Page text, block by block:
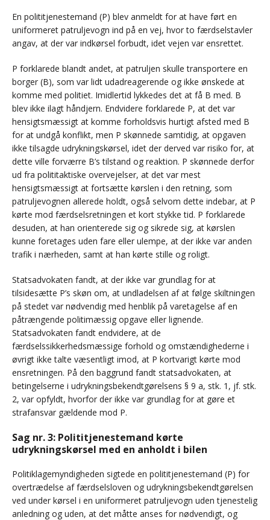
En polititjenestemand (P) blev anmeldt for at have ført en
uniformeret patruljevogn ind på en vej, hvor to færdselstavler
angav, at der var indkørsel forbudt, idet vejen var ensrettet.
P forklarede blandt andet, at patruljen skulle transportere en
borger (B), som var lidt udadreagerende og ikke ønskede at
komme med politiet. Imidlertid lykkedes det at få B med. B
blev ikke ilagt håndjern. Endvidere forklarede P, at det var
hensigtsmæssigt at komme forholdsvis hurtigt afsted med B
for at undgå konflikt, men P skønnede samtidig, at opgaven
ikke tilsagde udrykningskørsel, idet der derved var risiko for, at
dette ville forværre B’s tilstand og reaktion. P skønnede derfor
ud fra polititaktiske overvejelser, at det var mest
hensigtsmæssigt at fortsætte kørslen i den retning, som
patruljevognen allerede holdt, også selvom dette indebar, at P
kørte mod færdselsretningen et kort stykke tid. P forklarede
desuden, at han orienterede sig og sikrede sig, at kørslen
kunne foretages uden fare eller ulempe, at der ikke var anden
trafik i nærheden, samt at han kørte stille og roligt.
Statsadvokaten fandt, at der ikke var grundlag for at
tilsidesætte P’s skøn om, at undladelsen af at følge skiltningen
på stedet var nødvendig med henblik på varetagelse af en
påtrængende politimæssig opgave eller lignende.
Statsadvokaten fandt endvidere, at de
færdselssikkerhedsmæssige forhold og omstændighederne i
øvrigt ikke talte væsentligt imod, at P kortvarigt kørte mod
ensretningen. På den baggrund fandt statsadvokaten, at
betingelserne i udrykningsbekendtgørelsens § 9 a, stk. 1, jf. stk.
2, var opfyldt, hvorfor der ikke var grundlag for at gøre et
strafansvar gældende mod P.
Sag nr. 3: Polititjenestemand kørte
udrykningskørsel med en anholdt i bilen
Politiklagemyndigheden sigtede en polititjenestemand (P) for
overtrædelse af færdselsloven og udrykningsbekendtgørelsen
ved under kørsel i en uniformeret patruljevogn uden tjenestelig
anledning og uden, at det måtte anses for nødvendigt, og